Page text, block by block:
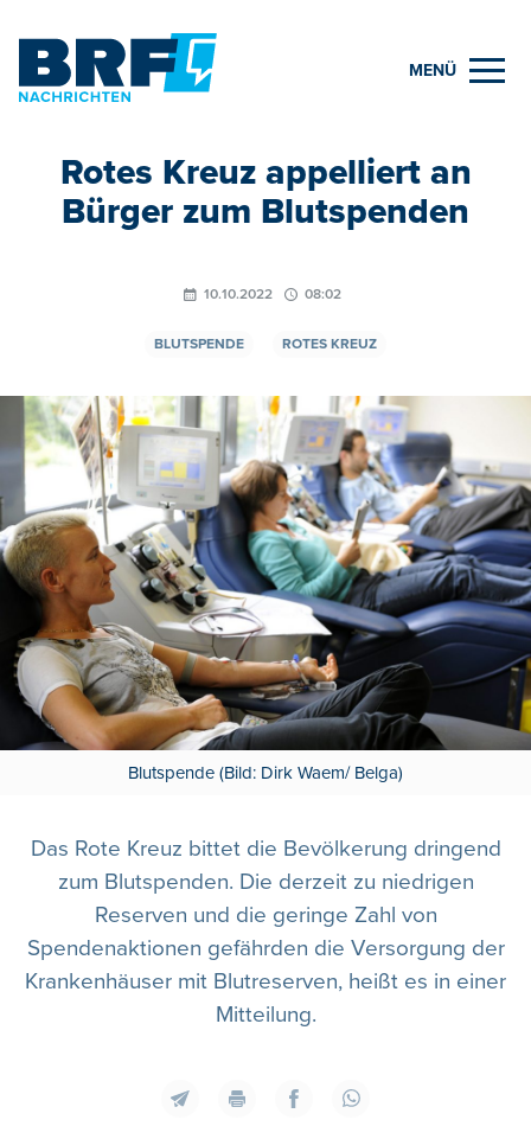
MENÜ
Rotes Kreuz appelliert an
Bürger zum Blutspenden
10.10.2022 08:02
BLUTSPENDE ROTES KREUZ
Blutspende (Bild: Dirk Waem/ Belga)
Das Rote Kreuz bittet die Bevölkerung dringend
zum Blutspenden. Die derzeit zu niedrigen
Reserven und die geringe Zahl von
Spendenaktionen gefährden die Versorgung der
Krankenhäuser mit Blutreserven, heißt es in einer
Mitteilung.